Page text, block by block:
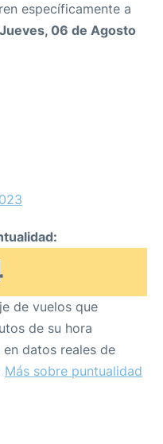
específicamente a
Jueves, 06 de Agosto
de vuelos que
de su hora
datos reales de
Más sobre puntualidad